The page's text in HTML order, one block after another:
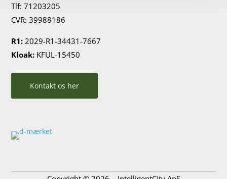
Tlf: 71203205
CVR:39988186
R1: 2029-R1-34431-7667
Kloak: KFUL-15450
Kontakt os her